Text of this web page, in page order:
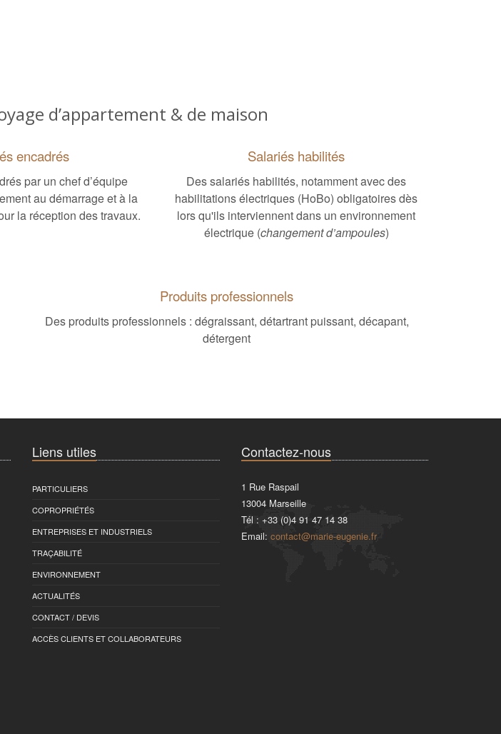
d’appartement & de maison
encadrés
par un chef d’équipe
au démarrage et à la
la réception des travaux.
Salariés habilités
Des salariés habilités, notamment avec des
habilitations électriques (HoBo) obligatoires dès
lors qu'ils interviennent dans un environnement
électrique (changement d’ampoules)
Produits professionnels
Des produits professionnels : dégraissant, détartrant puissant, décapant,
détergent
Liens utiles
PARTICULIERS
COPROPRIÉTÉS
ENTREPRISES ET INDUSTRIELS
TRAÇABILITÉ
ENVIRONNEMENT
ACTUALITÉS
CONTACT / DEVIS
ACCÈS CLIENTS ET COLLABORATEURS
Contactez-nous
1 Rue Raspail
13004 Marseille
Tél : +33 (0)4 91 47 14 38
Email: contact@marie-eugenie.fr